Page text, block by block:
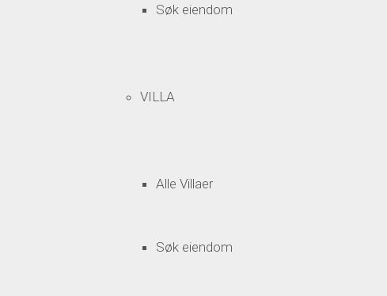
Søk eiendom
VILLA
Alle Villaer
Søk eiendom